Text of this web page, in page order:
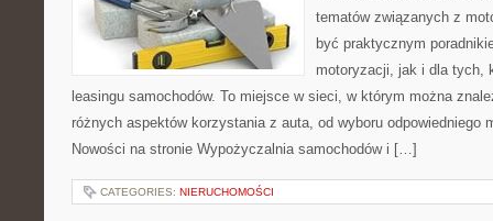
tematów związanych z
być praktycznym
motoryzacji, jak i dla tych,
leasingu samochodów. To miejsce w sieci, w którym można
różnych aspektów korzystania z auta, od wyboru odpowiedniego
Nowości na stronie Wypożyczalnia samochodów i […]
CATEGORIES: NIERUCHOMOŚCI